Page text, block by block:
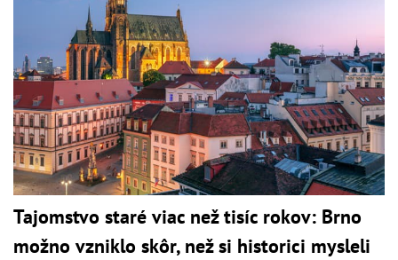
Tajomstvo staré viac než tisíc rokov: Brno
možno vzniklo skôr, než si historici mysleli